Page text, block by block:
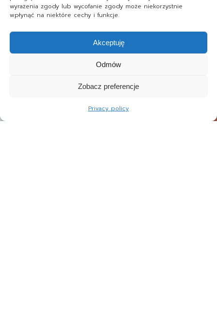
wyrażenia zgody lub wycofanie zgody może niekorzystnie
wpłynąć na niektóre cechy i funkcje.
Akceptuję
Odmów
Zobacz preferencje
Privacy policy